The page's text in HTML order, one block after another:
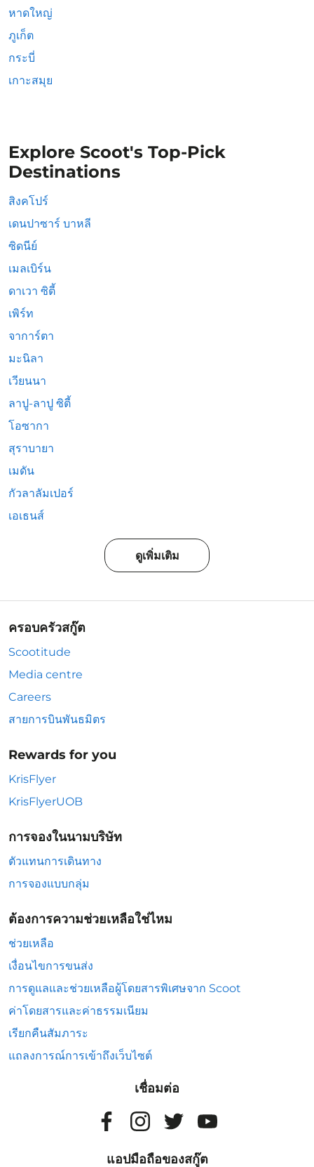
หาดใหญ่
ภูเก็ต
กระบี่
เกาะสมุย
Explore Scoot's Top-Pick
Destinations
สิงคโปร์
เดนปาซาร์ บาหลี
ซิดนีย์
เมลเบิร์น
ดาเวา ซิตี้
เพิร์ท
จาการ์ตา
มะนิลา
เวียนนา
ลาปู-ลาปู ซิตี้
โอซากา
สุราบายา
เมดัน
กัวลาลัมเปอร์
เอเธนส์
ดูเพิ่มเติม
ครอบครัวสกู๊ต
Scootitude
Media centre
Careers
สายการบินพันธมิตร
Rewards for you
KrisFlyer
KrisFlyerUOB
การจองในนามบริษัท
ตัวแทนการเดินทาง
การจองแบบกลุ่ม
ต้องการความช่วยเหลือใช่ไหม
ช่วยเหลือ
เงื่อนไขการขนส่ง
การดูแลและช่วยเหลือผู้โดยสารพิเศษจาก Scoot
ค่าโดยสารและค่าธรรมเนียม
เรียกคืนสัมภาระ
แถลงการณ์การเข้าถึงเว็บไซต์
เชื่อมต่อ
แอปมือถือของสกู๊ต